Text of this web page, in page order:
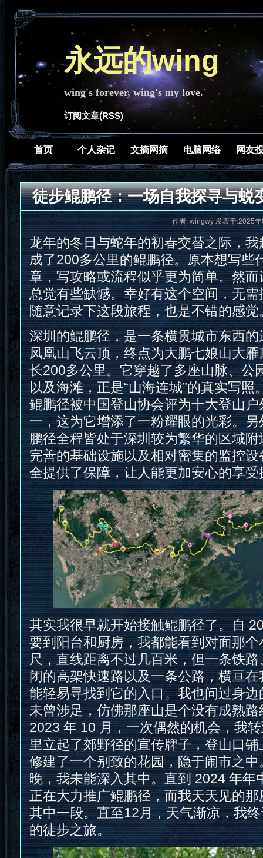
永远的wing
wing's forever, wing's my love.
订阅文章(RSS)
首页 个人杂记 文摘网摘 电脑网络 网友
徒步鲲鹏径：一场自我探寻与蜕
作者: wingwy 发表于:2025
龙年的冬日与蛇年的初春交替之际，
成了200多公里的鲲鹏径。原本想写些
章，写攻略或流程似乎更为简单。然
总觉有些缺憾。幸好有这个空间，无
随意记录下这段旅程，也是不错的感觉
深圳的鲲鹏径，是一条横贯城市东西
凤凰山飞云顶，终点为大鹏七娘山大
长200多公里。它穿越了多座山脉、公
以及海滩，正是“山海连城”的真实写
鲲鹏径被中国登山协会评为十大登山
一，这为它增添了一粉耀眼的光彩。
鹏径全程皆处于深圳较为繁华的区域
完善的基础设施以及相对密集的监控
全提供了保障，让人能更加安心的享
其实我很早就开始接触鲲鹏径了。自
要到阳台和厨房，我都能看到对面那
尺，直线距离不过几百米，但一条铁
闭的高架快速路以及一条公路，横亘
能轻易寻找到它的入口。我也问过身
未曾涉足，仿佛那座山是个没有成熟
2023 年 10 月，一次偶然的机会，我
里立起了郊野径的宣传牌子，登山口
修建了一个别致的花园，隐于闹市之
晚，我未能深入其中。直到 2024 年年
正在大力推广鲲鹏径，而我天天见的
其中一段。直至12月，天气渐凉，我
的徒步之旅。